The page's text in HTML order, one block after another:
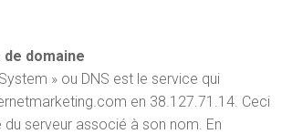
de domaine
» ou DNS est le service qui
en 38.127.71.14. Ceci
serveur associé à son nom. En